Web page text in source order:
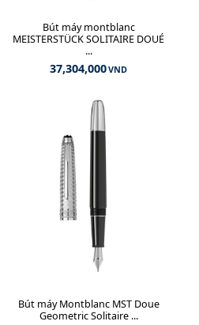
Bút máy montblanc
MEISTERSTÜCK SOLITAIRE DOUÉ
...
37,304,000VND
Bút máy Montblanc MST Doue
Geometric Solitaire ...